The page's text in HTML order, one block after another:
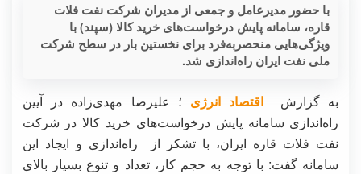
با حضور مدیرعامل و جمعی از مدیران شرکت نفت فلات
قاره، سامانه پایش درخواست‌های خرید کالا (سپند) با
ویژگی‌هایی منحصربه‌فرد برای نخستین بار در سطح شرکت
ملی نفت ایران راه‌اندازی شد.
به گزارش اقتصاد انرژی ؛ علیرضا مهدی‌زاده در آیین
راه‌اندازی سامانه پایش درخواست‌های خرید کالا در شرکت
نفت فلات قاره ایران، با تشکر از راه‌اندازی و ایجاد این
سامانه گفت: با توجه به حجم کار، تعداد و تنوع بسیار بالای